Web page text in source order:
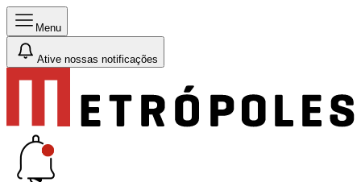
Menu
Ative nossas notificações